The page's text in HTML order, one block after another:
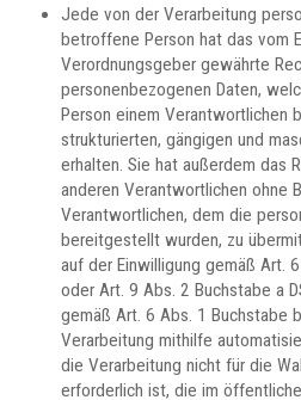
Jede von der Verarbeitung
betroffene Person hat das vom
Verordnungsgeber gewährte
personenbezogenen Daten,
Person einem Verantwortlichen
strukturierten, gängigen und
erhalten. Sie hat außerdem das
anderen Verantwortlichen ohne
Verantwortlichen, dem die
bereitgestellt wurden, zu
auf der Einwilligung gemäß Art.
oder Art. 9 Abs. 2 Buchstabe a
gemäß Art. 6 Abs. 1 Buchstabe
Verarbeitung mithilfe
die Verarbeitung nicht für die
erforderlich ist, die im